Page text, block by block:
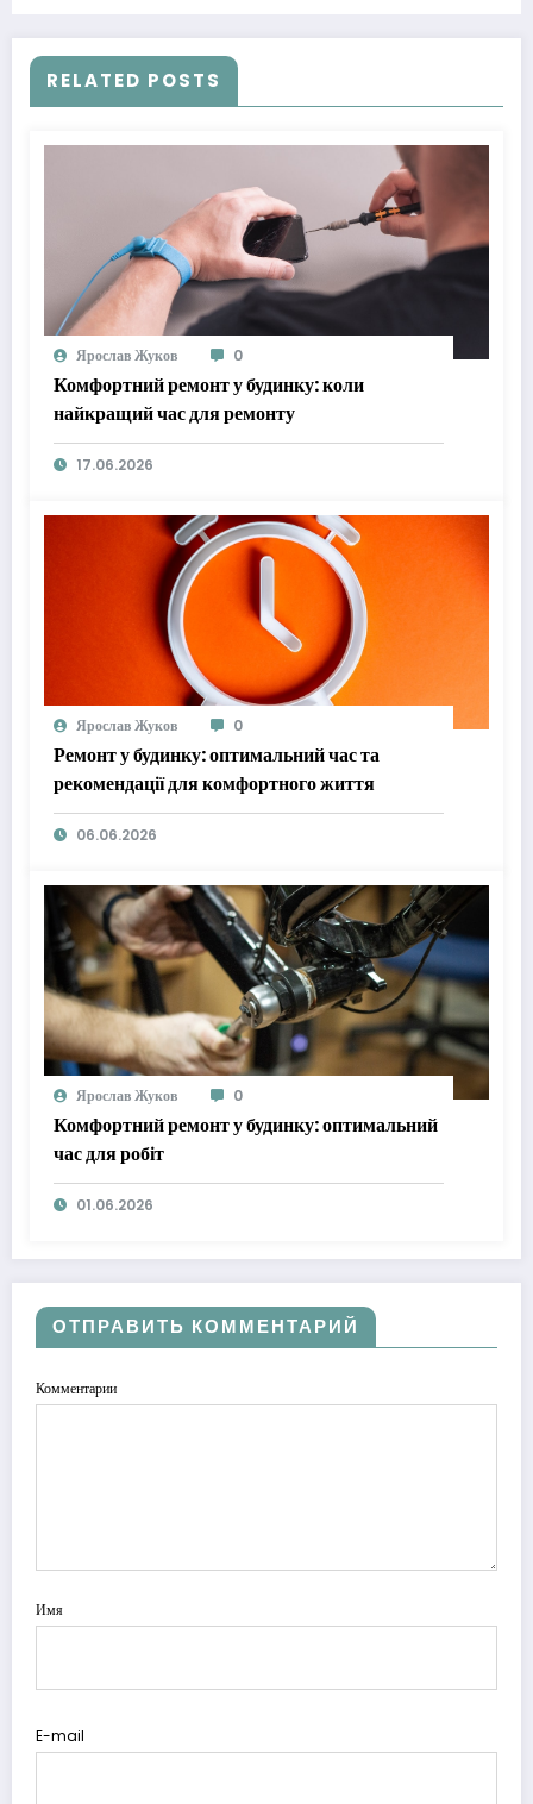
RELATED POSTS
Ярослав Жуков 0
Комфортний ремонт у будинку: коли
найкращий час для ремонту
17.06.2026
Ярослав Жуков 0
Ремонт у будинку: оптимальний час та
рекомендації для комфортного життя
06.06.2026
Ярослав Жуков 0
Комфортний ремонт у будинку: оптимальний
час для робіт
01.06.2026
ОТПРАВИТЬ КОММЕНТАРИЙ
Комментарии
Имя
E-mail